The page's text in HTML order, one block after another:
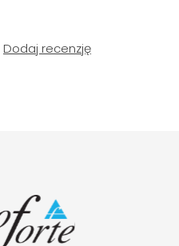
Dodaj recenzję